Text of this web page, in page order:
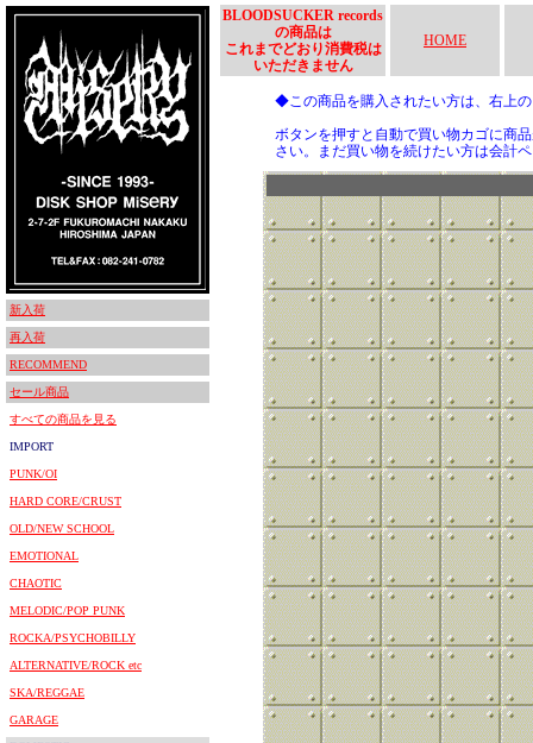
新入荷
再入荷
RECOMMEND
セール商品
すべての商品を見る
IMPORT
PUNK/OI
HARD CORE/CRUST
OLD/NEW SCHOOL
EMOTIONAL
CHAOTIC
MELODIC/POP PUNK
ROCKA/PSYCHOBILLY
ALTERNATIVE/ROCK etc
SKA/REGGAE
GARAGE
BLOODSUCKER records
の商品は
これまでどおり消費税は
いただきません
HOME
◆この商品を購入されたい方は、右上
ボタンを押すと自動で買い物カゴに商
さい。まだ買い物を続けたい方は会計